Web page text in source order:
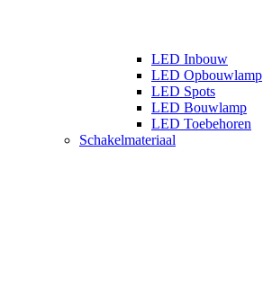
LED Inbouw
LED Opbouwlamp
LED Spots
LED Bouwlamp
LED Toebehoren
Schakelmateriaal